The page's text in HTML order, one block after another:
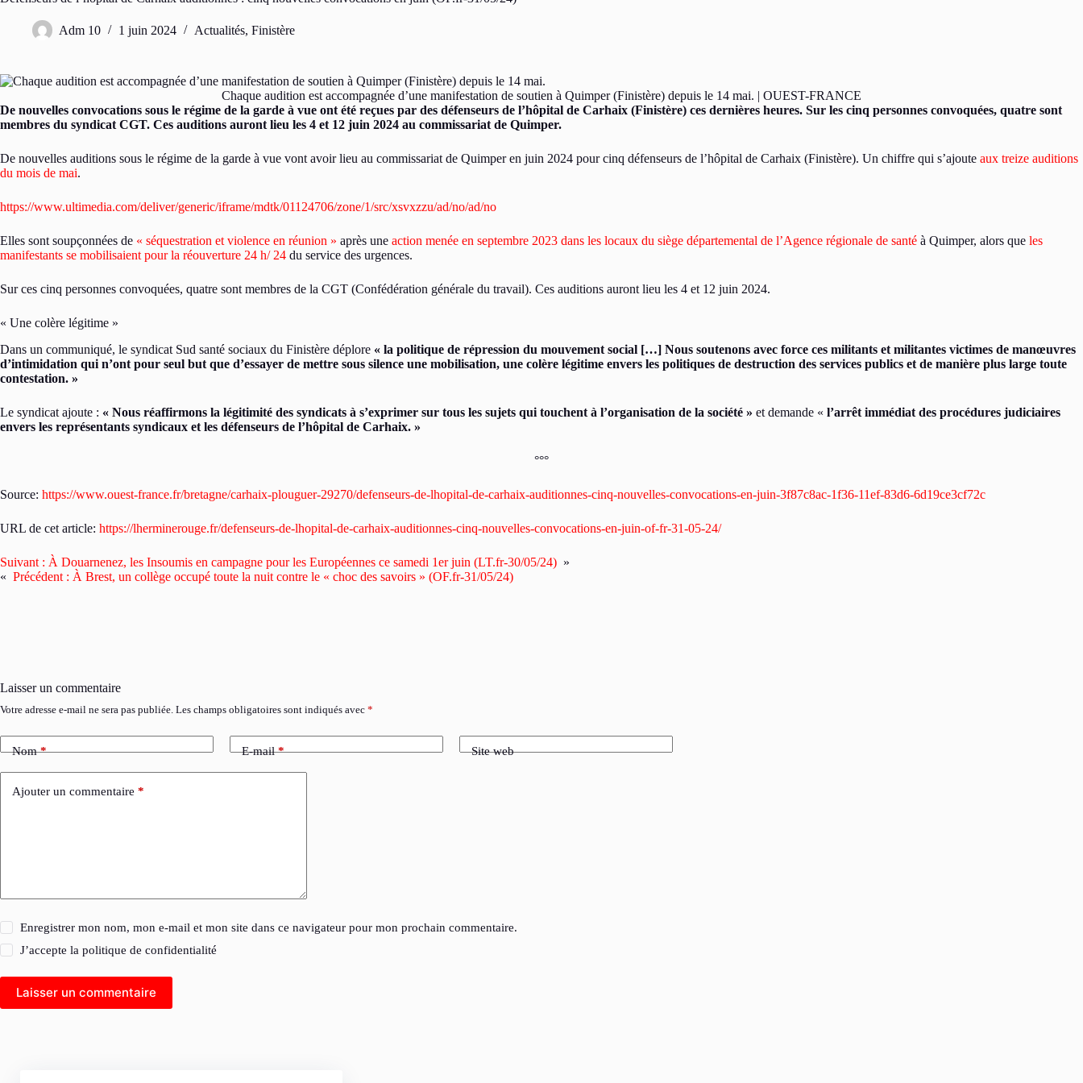
Adm 10 1 juin 2024 Actualités, Finistère
Chaque audition est accompagnée d’une manifestation de soutien à Quimper (Finistère) depuis le 14 mai. | OUEST-FRANCE
De nouvelles convocations sous le régime de la garde à vue ont été reçues par des défenseurs de l’hôpital de Carhaix (Finistère) ces dernières heures. Sur les cinq personnes convoquées, quatre sont
membres du syndicat CGT. Ces auditions auront lieu les 4 et 12 juin 2024 au commissariat de Quimper.
De nouvelles auditions sous le régime de la garde à vue vont avoir lieu au commissariat de Quimper en juin 2024 pour cinq défenseurs de l’hôpital de Carhaix (Finistère). Un chiffre qui s’ajoute aux treize auditions
du mois de mai.
https://www.ultimedia.com/deliver/generic/iframe/mdtk/01124706/zone/1/src/xsvxzzu/ad/no/ad/no
Elles sont soupçonnées de « séquestration et violence en réunion » après une action menée en septembre 2023 dans les locaux du siège départemental de l’Agence régionale de santé à Quimper, alors que les
manifestants se mobilisaient pour la réouverture 24 h/ 24 du service des urgences.
Sur ces cinq personnes convoquées, quatre sont membres de la CGT (Confédération générale du travail). Ces auditions auront lieu les 4 et 12 juin 2024.
« Une colère légitime »
Dans un communiqué, le syndicat Sud santé sociaux du Finistère déplore « la politique de répression du mouvement social […] Nous soutenons avec force ces militants et militantes victimes de manœuvres
d’intimidation qui n’ont pour seul but que d’essayer de mettre sous silence une mobilisation, une colère légitime envers les politiques de destruction des services publics et de manière plus large toute
contestation. »
Le syndicat ajoute : « Nous réaffirmons la légitimité des syndicats à s’exprimer sur tous les sujets qui touchent à l’organisation de la société » et demande « l’arrêt immédiat des procédures judiciaires
envers les représentants syndicaux et les défenseurs de l’hôpital de Carhaix. »
°°°
Source: https://www.ouest-france.fr/bretagne/carhaix-plouguer-29270/defenseurs-de-lhopital-de-carhaix-auditionnes-cinq-nouvelles-convocations-en-juin-3f87c8ac-1f36-11ef-83d6-6d19ce3cf72c
URL de cet article: https://lherminerouge.fr/defenseurs-de-lhopital-de-carhaix-auditionnes-cinq-nouvelles-convocations-en-juin-of-fr-31-05-24/
Suivant : À Douarnenez, les Insoumis en campagne pour les Européennes ce samedi 1er juin (LT.fr-30/05/24) »
« Précédent : À Brest, un collège occupé toute la nuit contre le « choc des savoirs » (OF.fr-31/05/24)
Laisser un commentaire
Votre adresse e-mail ne sera pas publiée. Les champs obligatoires sont indiqués avec *
Nom* E-mail* Site web
Ajouter un commentaire *
Enregistrer mon nom, mon e-mail et mon site dans ce navigateur pour mon prochain commentaire.
J’accepte lapolitique de confidentialité
Laisser un commentaire